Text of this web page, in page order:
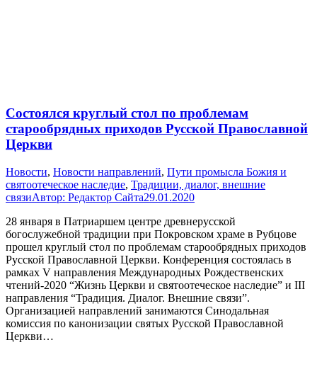
Состоялся круглый стол по проблемам
старообрядных приходов Русской Православной
Церкви
Новости, Новости направлений, Пути промысла Божия и
святоотеческое наследие, Традиции, диалог, внешние
связиАвтор: Редактор Сайта29.01.2020
28 января в Патриаршем центре древнерусской
богослужебной традиции при Покровском храме в Рубцове
прошел круглый стол по проблемам старообрядных приходов
Русской Православной Церкви. Конференция состоялась в
рамках V направления Международных Рождественских
чтений-2020 “Жизнь Церкви и святоотеческое наследие” и III
направления “Традиция. Диалог. Внешние связи”.
Организацией направлений занимаются Синодальная
комиссия по канонизации святых Русской Православной
Церкви…